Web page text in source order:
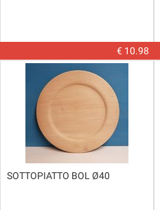
€ 10.98
SOTTOPIATTO BOL Ø40